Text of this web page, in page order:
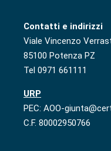
Contatti e indirizzi
Viale Vincenzo
85100 Potenza PZ
Tel 0971 661111
URP
PEC: AOO-
C.F. 80002950766